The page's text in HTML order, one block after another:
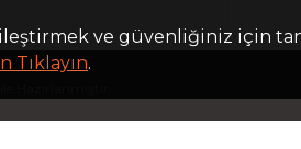
ve güvenliğiniz için
Tıklayın.